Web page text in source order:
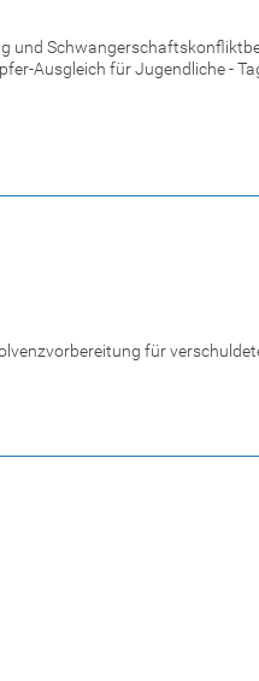
und
Ausgleich für Jugendliche -
für